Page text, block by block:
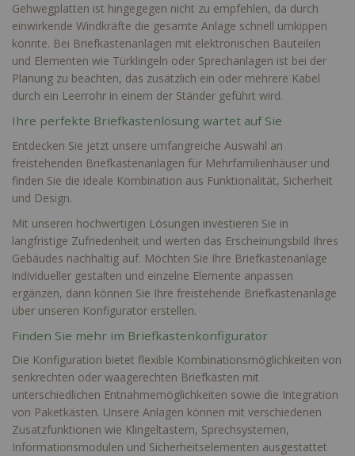
Gehwegplatten ist hingegegen nicht zu empfehlen, da durch
einwirkende Windkräfte die gesamte Anlage schnell umkippen
könnte. Bei Briefkastenanlagen mit elektronischen Bauteilen
und Elementen wie Türklingeln oder Sprechanlagen ist bei der
Planung zu beachten, das zusätzlich ein oder mehrere Kabel
durch ein Leerrohr in einem der Ständer geführt wird.
Ihre perfekte Briefkastenlösung wartet auf Sie
Entdecken Sie jetzt unsere umfangreiche Auswahl an
freistehenden Briefkastenanlagen für Mehrfamilienhäuser und
finden Sie die ideale Kombination aus Funktionalität, Sicherheit
und Design.
Mit unseren hochwertigen Lösungen investieren Sie in
langfristige Zufriedenheit und werten das Erscheinungsbild Ihres
Gebäudes nachhaltig auf. Möchten Sie Ihre Briefkastenanlage
individueller gestalten und einzelne Elemente anpassen
ergänzen, dann können Sie Ihre freistehende Briefkastenanlage
über unseren Konfigurator erstellen.
Finden Sie mehr im Briefkastenkonfigurator
Die Konfiguration bietet flexible Kombinationsmöglichkeiten von
senkrechten oder waagerechten Briefkästen mit
unterschiedlichen Entnahmemöglichkeiten sowie die Integration
von Paketkästen. Unsere Anlagen können mit verschiedenen
Zusatzfunktionen wie Klingeltastern, Sprechsystemen,
Informationsmodulen und Sicherheitselementen ausgestattet